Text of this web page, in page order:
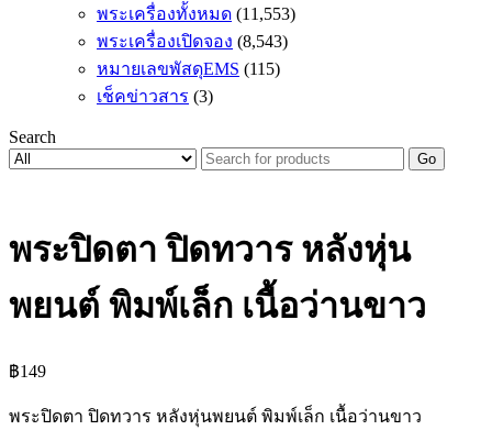
พระเครื่องทั้งหมด (11,553)
พระเครื่องเปิดจอง (8,543)
หมายเลขพัสดุEMS (115)
เช็คข่าวสาร (3)
Search
Go
พระปิดตา ปิดทวาร หลังหุ่น
พยนต์ พิมพ์เล็ก เนื้อว่านขาว
฿149
พระปิดตา ปิดทวาร หลังหุ่นพยนต์ พิมพ์เล็ก เนื้อว่านขาว